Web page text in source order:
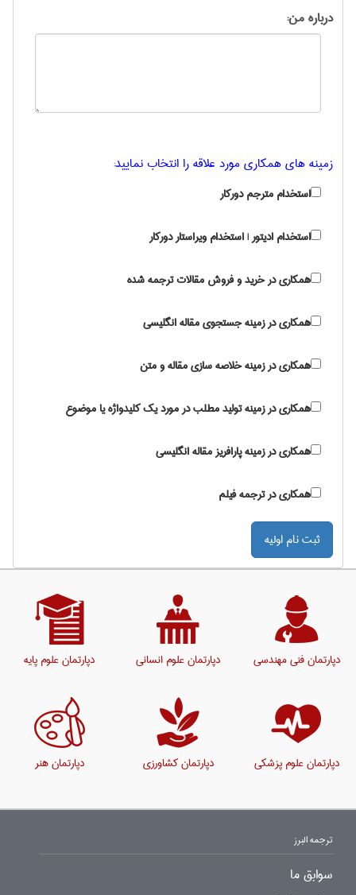
درباره من:
زمینه های همکاری مورد علاقه را انتخاب نمایید:
استخدام مترجم دورکار
استخدام ادیتور | استخدام ویراستار دورکار
همکاری در خرید و فروش مقالات ترجمه شده
همکاری در زمینه جستجوی مقاله انگلیسی
همکاری در زمینه خلاصه سازی مقاله و متن
همکاری در زمینه تولید مطلب در مورد یک کلیدواژه یا موضوع
همکاری در زمینه پارافریز مقاله انگلیسی
همکاری در ترجمه فیلم
دپارتمان فنی مهندسی دپارتمان علوم انسانی دپارتمان علوم پایه
دپارتمان علوم پزشکی دپارتمان کشاورزی دپارتمان هنر
ترجمه البرز
سوابق ما